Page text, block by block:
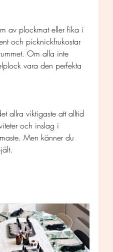
av plockmat eller fika i
och picknickfrukostar
Om alla inte
vara den perfekta
allra viktigaste att alltid
och inslag i
Men känner du